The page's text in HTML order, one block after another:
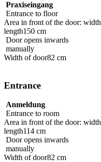
Praxiseingang
Entrance to floor
Area in front of the door: width
length150 cm
Door opens inwards
manually
Width of door82 cm
Entrance
Anmeldung
Entrance to room
Area in front of the door: width
length114 cm
Door opens inwards
manually
Width of door82 cm